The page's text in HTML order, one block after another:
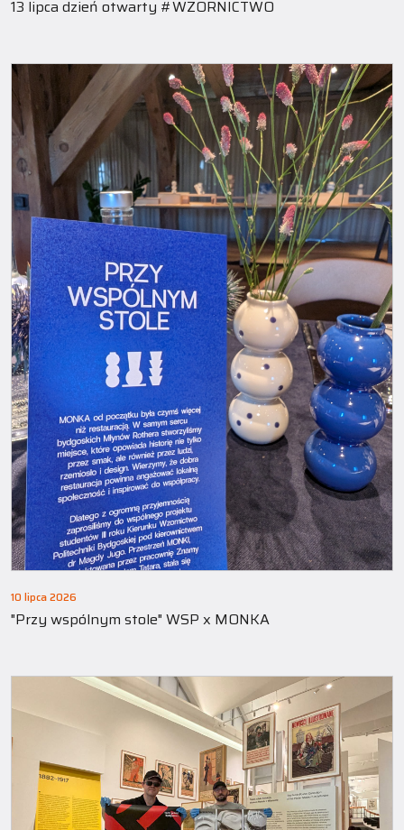
13 lipca dzień otwarty #WZORNICTWO
10 lipca 2026
"Przy wspólnym stole" WSP x MONKA